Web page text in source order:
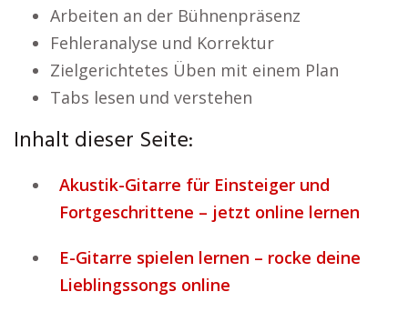
Arbeiten an der Bühnenpräsenz
Fehleranalyse und Korrektur
Zielgerichtetes Üben mit einem Plan
Tabs lesen und verstehen
Inhalt dieser Seite:
Akustik-Gitarre für Einsteiger und
Fortgeschrittene – jetzt online lernen
E-Gitarre spielen lernen – rocke deine
Lieblingssongs online